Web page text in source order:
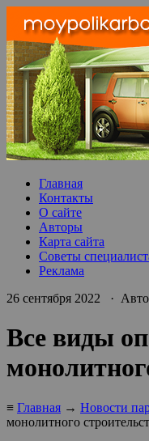
Главная
Контакты
О сайте
Авторы
Карта сайта
Советы
Реклама
26 сентября 2022 ·
Все виды
≡ Главная → Новости
монолитного